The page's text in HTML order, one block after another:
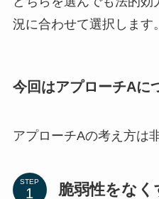
況に合わせて選択します。
今回はアプローチAに
アプローチAの考え方は
STEP 脆弱性をなく